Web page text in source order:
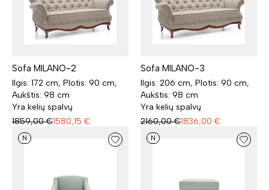
Sofa MILANO-2
Ilgis: 172 cm, Plotis: 90 cm,
Aukštis: 98 cm
Yra kelių spalvų
1859,00 €1580,15 €
Sofa MILANO-3
Ilgis: 206 cm, Plotis: 90 cm,
Aukštis: 98 cm
Yra kelių spalvų
2160,00 €1836,00 €
N N